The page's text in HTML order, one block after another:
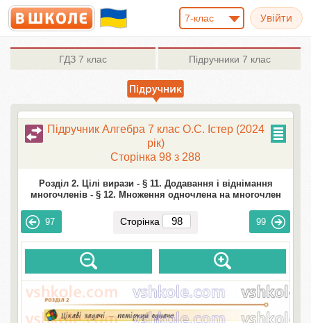
7-клас
ГДЗ 7 клас Підручники 7 клас
Підручник Алгебра 7 клас О.С. Істер (2024
рік)
Сторінка 98 з 288
Розділ 2. Цілі вирази - § 11. Додавання і віднімання
многочленів - § 12. Множення одночлена на многочлен
97 Сторінка 99